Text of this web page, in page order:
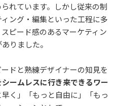
れています。しかし従来の制
ング・編集といった工程に多
ピード感のあるマーケティン
りました。
ドと熟練デザイナーの知見を
ームレスに行き来できるワー
く」「もっと自由に」「もっ